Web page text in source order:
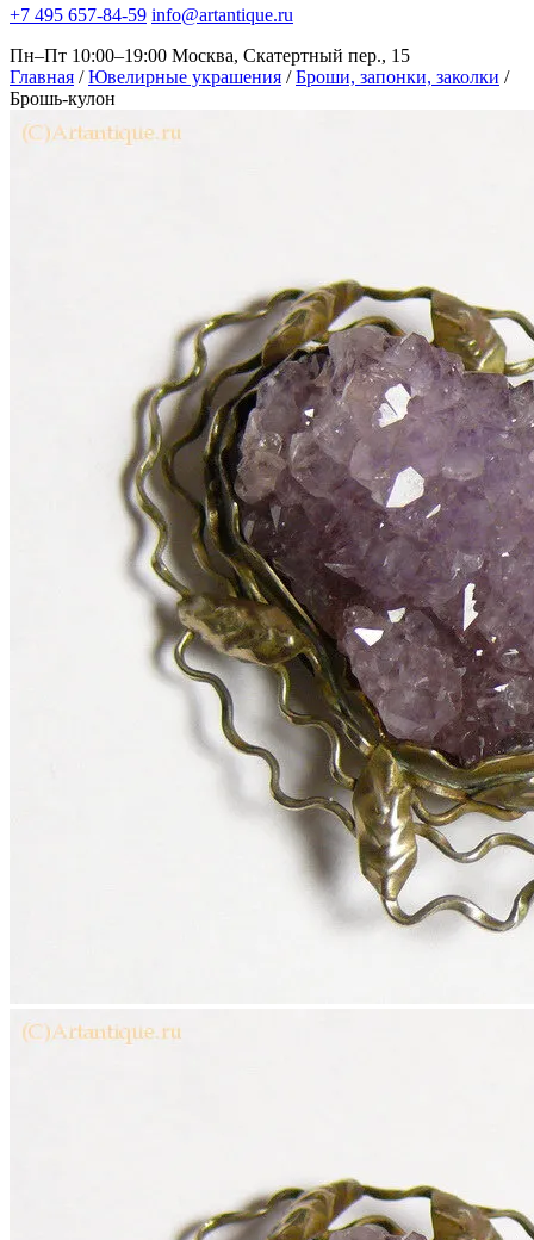
+7 495 657-84-59 info@artantique.ru
Пн–Пт 10:00–19:00 Москва, Скатертный пер., 15
Главная / Ювелирные украшения / Броши, запонки, заколки /
Брошь-кулон